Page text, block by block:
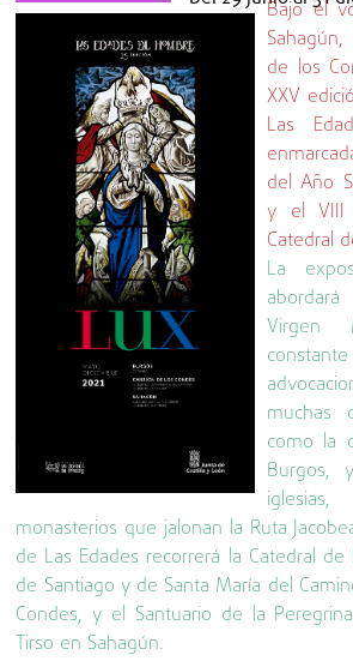
Bajo el
de los
XXV
Las
del Año
y el VIII
Catedral
La
Virgen
muchas
como la
Burgos,
monasterios que jalonan la Ruta
de Las Edades recorrerá la Catedral de
de Santiago y de Santa María del
Condes, y el Santuario de la
Tirso en Sahagún.